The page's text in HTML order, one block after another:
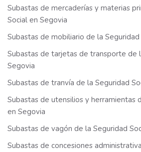
Subastas de mercaderías y materias
Social en Segovia
Subastas de mobiliario de la
Subastas de tarjetas de transporte de
Segovia
Subastas de tranvía de la Seguridad
Subastas de utensilios y herramientas
en Segovia
Subastas de vagón de la Seguridad
Subastas de concesiones